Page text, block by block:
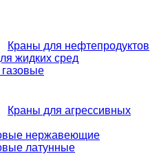
Краны для нефтепродуктов
жидких сред
Краны для агрессивных
нержавеющие
латунные